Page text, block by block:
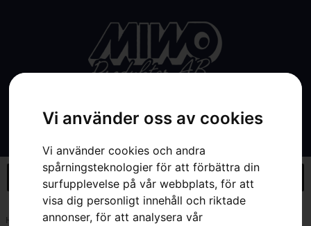
Vi använder oss av cookies
Vi använder cookies och andra
spårningsteknologier för att förbättra din
surfupplevelse på vår webbplats, för att
visa dig personligt innehåll och riktade
annonser, för att analysera vår
Hem 0.42 l